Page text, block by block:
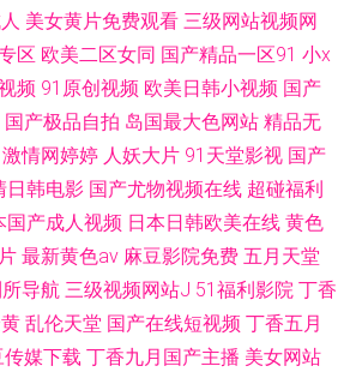
美女黄片免费观看 三级网站视频网
区 欧美二区女同 国产精品一区91 小x
频 91原创视频 欧美日韩小视频 国产
国产极品自拍 岛国最大色网站 精品无
激情网婷婷 人妖大片 91天堂影视 国产
日韩电影 国产尤物视频在线 超碰福利
国产成人视频 日本日韩欧美在线 黄色
最新黄色av 麻豆影院免费 五月天堂
导航 三级视频网站J 51福利影院 丁香
乱伦天堂 国产在线短视频 丁香五月
传媒下载 丁香九月国产主播 美女网站